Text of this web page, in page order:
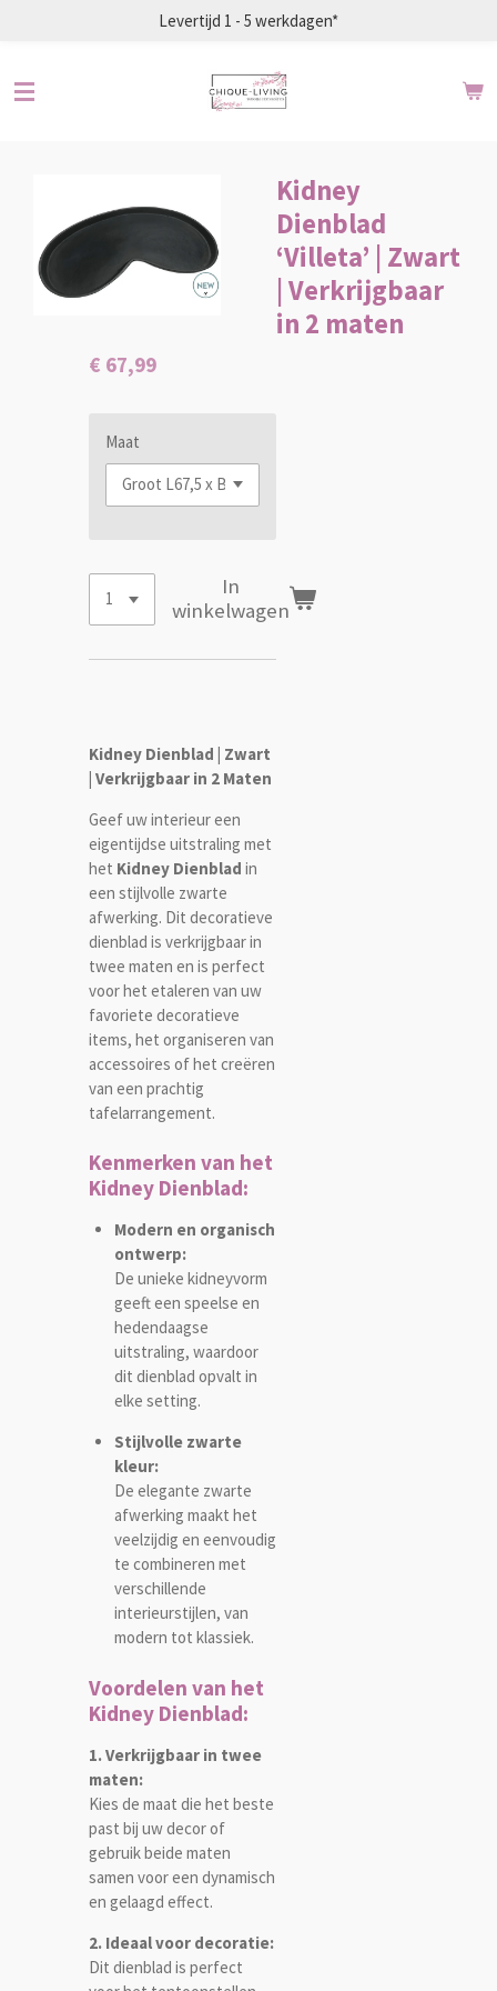
de
Levertijd 1 - 5 werkdagen*
Kidney
Dienblad
‘Villeta’ | Zwart
| Verkrijgbaar
in 2 maten
€ 67,99
Maat
In
winkelwagen
Kidney Dienblad | Zwart
| Verkrijgbaar in 2 Maten
Geef uw interieur een
eigentijdse uitstraling met
het Kidney Dienblad in
een stijlvolle zwarte
afwerking. Dit decoratieve
dienblad is verkrijgbaar in
twee maten en is perfect
voor het etaleren van uw
favoriete decoratieve
items, het organiseren van
accessoires of het creëren
van een prachtig
tafelarrangement.
Kenmerken van het
Kidney Dienblad:
Modern en organisch
ontwerp:
De unieke kidneyvorm
geeft een speelse en
hedendaagse
uitstraling, waardoor
dit dienblad opvalt in
elke setting.
Stijlvolle zwarte
kleur:
De elegante zwarte
afwerking maakt het
veelzijdig en eenvoudig
te combineren met
verschillende
interieurstijlen, van
modern tot klassiek.
Voordelen van het
Kidney Dienblad:
1. Verkrijgbaar in twee
maten:
Kies de maat die het beste
past bij uw decor of
gebruik beide maten
samen voor een dynamisch
en gelaagd effect.
2. Ideaal voor decoratie:
Dit dienblad is perfect